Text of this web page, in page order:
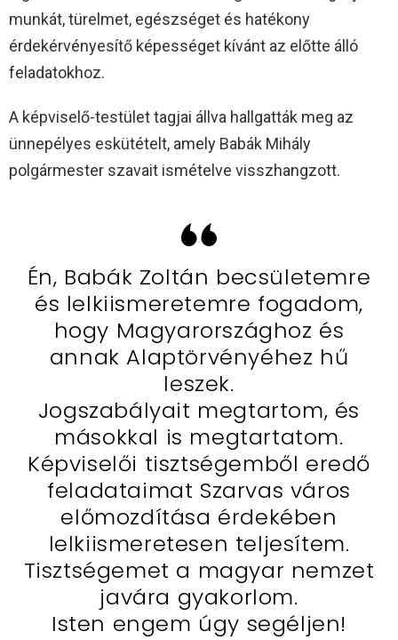
munkát, türelmet, egészséget és hatékony
érdekérvényesítő képességet kívánt az előtte álló
feladatokhoz.
A képviselő-testület tagjai állva hallgatták meg az
ünnepélyes eskütételt, amely Babák Mihály
polgármester szavait ismételve visszhangzott.
Én, Babák Zoltán becsületemre
és lelkiismeretemre fogadom,
hogy Magyarországhoz és
annak Alaptörvényéhez hű
leszek.
Jogszabályait megtartom, és
másokkal is megtartatom.
Képviselői tisztségemből eredő
feladataimat Szarvas város
előmozdítása érdekében
lelkiismeretesen teljesítem.
Tisztségemet a magyar nemzet
javára gyakorlom.
Isten engem úgy segéljen!